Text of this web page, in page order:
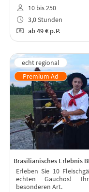
10 bis 250
3,0 Stunden
ab49 € p.P.
Brasilianisches Erlebnis
Erleben Sie 10
echten Gauchos! Ihr
besonderen Art.